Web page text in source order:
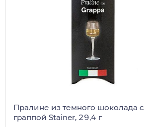
Пралине из темного шоколада с
граппой Stainer, 29,4 г